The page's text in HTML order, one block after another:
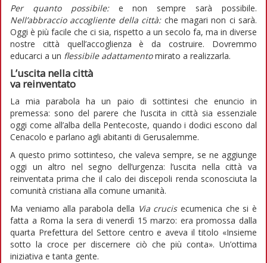
Per quanto possibile:e non sempre sarà possibile.
Nell’abbraccio accogliente della città:che magari non ci sarà.
Oggi è più facile che ci sia, rispetto a un secolo fa, ma in diverse
nostre città quell’accoglienza è da costruire. Dovremmo
educarci a un flessibile adattamentomirato a realizzarla.
L’uscita nella città
va reinventato
La mia parabola ha un paio di sottintesi che enuncio in
premessa: sono del parere che l’uscita in città sia essenziale
oggi come all’alba della Pentecoste, quando i dodici escono dal
Cenacolo e parlano agli abitanti di Gerusalemme.
A questo primo sottinteso, che valeva sempre, se ne aggiunge
oggi un altro nel segno dell’urgenza: l’uscita nella città va
reinventata prima che il calo dei discepoli renda sconosciuta la
comunità cristiana alla comune umanità.
Ma veniamo alla parabola della Via crucisecumenica che si è
fatta a Roma la sera di venerdì 15 marzo: era promossa dalla
quarta Prefettura del Settore centro e aveva il titolo «Insieme
sotto la croce per discernere ciò che più conta». Un’ottima
iniziativa e tanta gente.